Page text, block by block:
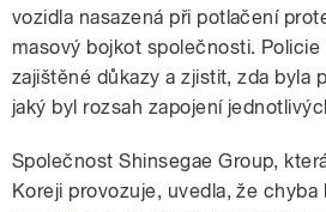
vozidla nasazená při potlačení
masový bojkot společnosti.
zajištěné důkazy a zjistit, zda byla
jaký byl rozsah zapojení
Společnost Shinsegae Group,
Koreji provozuje, uvedla, že